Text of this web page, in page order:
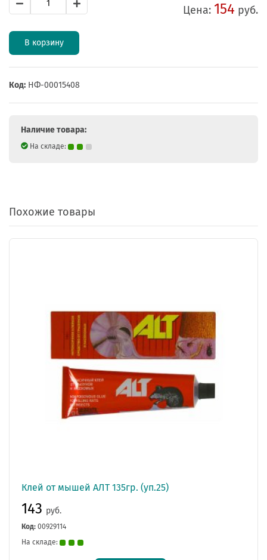
Цена: 154 руб.
В корзину
Код: НФ-00015408
Наличие товара:
На складе:
Похожие товары
Клей от мышей АЛТ 135гр. (уп.25)
143 руб.
Код: 00929114
На складе: